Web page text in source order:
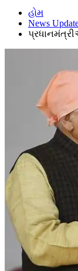
હોમ
News